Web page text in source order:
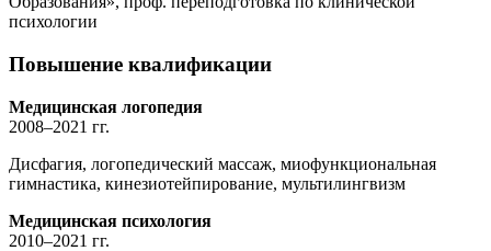
психологии
Повышение квалификации
Медицинская логопедия
2008–2021 гг.
Дисфагия, логопедический массаж, миофункциональная
гимнастика, кинезиотейпирование, мультилингвизм
Медицинская психология
2010–2021 гг.